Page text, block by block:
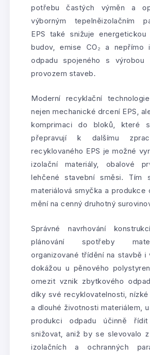
potřebu častých výměn a
výborným tepelněizolačním
EPS také snižuje energetickou
budov, emise CO₂ a nepřímo
odpadu spojeného s výrobou
provozem staveb.
Moderní recyklační
nejen mechanické drcení EPS,
komprimaci do bloků, které
přepravují k dalšímu
recyklovaného EPS je možné
izolační materiály, obalové
lehčené stavební směsi. Tím
materiálová smyčka a produkce
mění na cenný druhotný
Správné navrhování
plánování spotřeby
organizované třídění na stavbě i
dokážou u pěnového
omezit vznik zbytkového
díky své recyklovatelnosti,
a dlouhé životnosti materiálem,
produkci odpadu účinně
snižovat, aniž by se slevovalo
izolačních a ochranných